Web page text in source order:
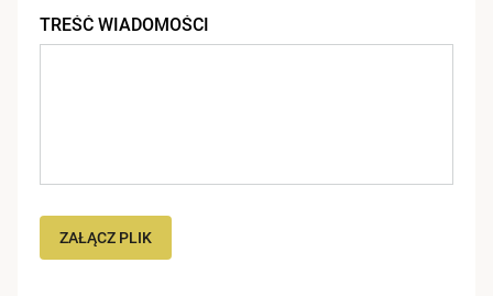
TREŚĆ WIADOMOŚCI
ZAŁĄCZ PLIK